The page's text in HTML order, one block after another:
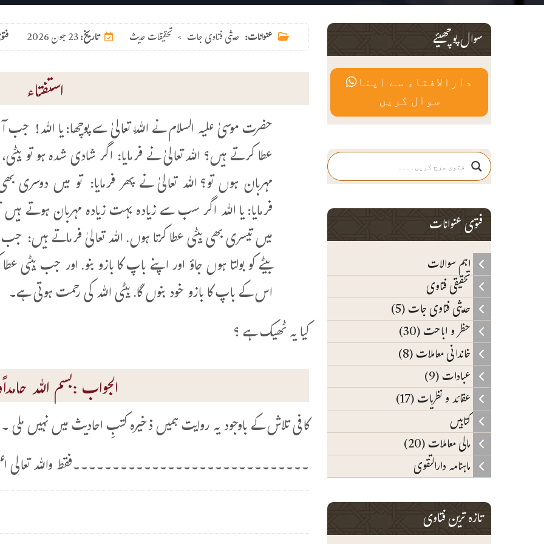
تاریخ:23 جون 2026 عنوانات: حدیثی فتاوی جات > تحقیقات حدیث
استفتاء
حضرت موسیٰ علیہ السلام نے اللّٰہ تعالیٰ سے پوچھا: یا اللہ!
عطا کرتے ہیں؟ اللہ تعالیٰ نے فرمایا: اگر شادی شدہ ہو تو
مہربان ہوں تو؟ اللہ تعالیٰ نے پھر فرمایا: تو میں
فرمایا: یا اللہ اگر سب سے زیادہ بہت زیادہ مہربان ہوتے
میں تیسری بھی بیٹی عطا کرتا ہوں. اللہ تعالیٰ فرماتے ہیں:
بیٹے کو بولتا ہوں جاؤ اور اپنے باپ کا بازو بنو. اور جب بیٹی
اس کے باپ کا بازو خود بنوں گا. بیٹی اللہ کی رحمت ہوتی ہے۔
کیا یہ ٹھیک ہے ؟
الجواب :بسم اللہ
کافی تلاش کے باوجود یہ روایت ہمیں ذخیرہ کتبِ احادیث میں نہیں ملی ۔
۔۔۔۔۔۔۔۔۔۔۔۔۔۔۔۔۔۔۔۔۔۔۔۔۔۔۔۔۔۔فقط واللہ تعالی
سوال پوچھیئے
دارالافتاء سے اپنا
سوال کریں
فتوی عنوانات
اہم سوالات
تحقیقی فتاوی
حدیثی فتاوی جات (5)
حظر و اباحت (30)
خاندانی معاملات (8)
عبادات (9)
عقائد و نظریات (17)
کتابیں
مالی معاملات (20)
ماہنامہ دارالتقوی
تازہ ترین فتاوی